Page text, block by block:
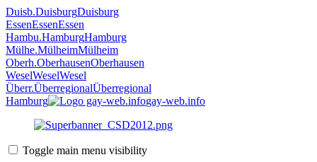
Duisb.DuisburgDuisburg
EssenEssenEssen
Hambu.HamburgHamburg
Mülhe.MülheimMülheim
Oberh.OberhausenOberhausen
WeselWeselWesel
Überr.ÜberregionalÜberregional
Hamburg
gay-web.info
Toggle main menu visibility